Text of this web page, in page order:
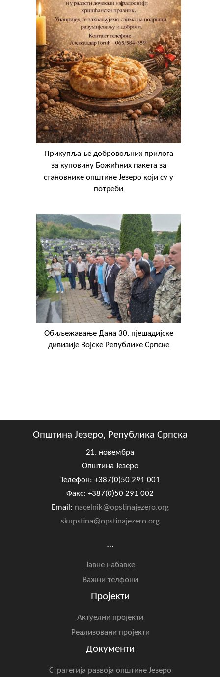
Прикупљање добровољних прилога
за куповину Божићних пакета за
становнике општине Језеро који су у
потреби
Обиљежавање Данa 30. пјешадијске
дивизије Војске Републике Српске
Општина Језеро, Република Српска
21. новембра
Општина Језеро
Телефон: +387(0)50 291 001
Факс: +387(0)50 291 002
Email: nacelnik@opstinajezero.org
skupstina@opstinajezero.org
...
Јавне набавке
Важни телфони
Пројекти
Актуелни пројекти
Реализовани пројекти
Документи
Стратегија развоја општине Језеро